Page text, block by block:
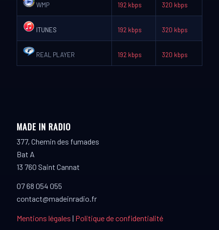
WMP 192 kbps 320 kbps
ITUNES 192 kbps 320 kbps
REAL PLAYER 192 kbps 320 kbps
MADE IN RADIO
377, Chemin des fumades
Bat A
13 760 Saint Cannat
07 68 054 055
contact@madeinradio.fr
Mentions légales | Politique de confidentialité